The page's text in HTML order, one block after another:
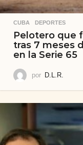
CUBA ,DEPORTES
Pelotero que
tras 7 meses
en la Serie 65
por D.L.R.